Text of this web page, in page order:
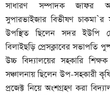
সাধারণ সম্পাদক জাফর
সুপারভাইজার বিভীষণ চাকমা`র
উপস্থিত ছিলেন সদর ইউপি
বিলাইছড়ি প্রেসক্লাবের সভাপতি
উচ্চ বিদ্যালয়ের সহকারি
সঞ্চালনায় ছিলেন উপ-সহকারী
প্রজেক্ট নিয়ে অংশগ্রহণ করা